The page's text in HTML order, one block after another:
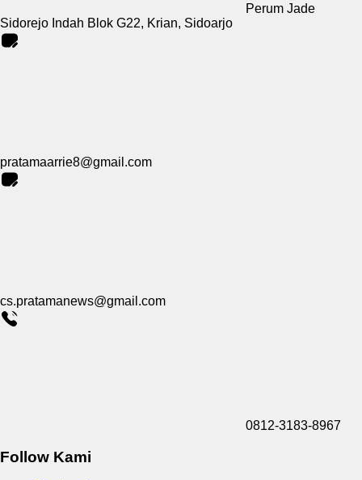
Perum Jade
Sidorejo Indah Blok G22, Krian, Sidoarjo
pratamaarrie8@gmail.com
cs.pratamanews@gmail.com
0812-3183-8967
Follow Kami